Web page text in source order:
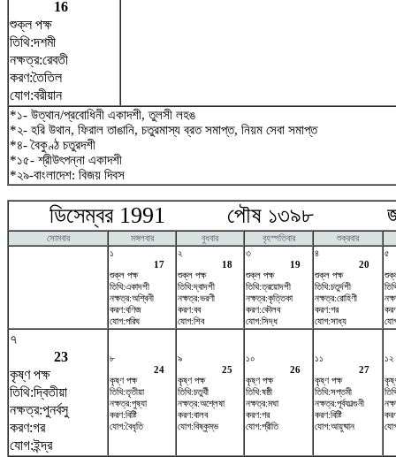
16
শুক্ল পক্ষ
তিথি:দশমী
নক্ষত্র:রেবতী
করণ:তৈতিল
যোগ:বরীয়ান
*১- উত্থান/প্রবোধিনী একাদশী, তুলসী লহঙ
*২- হরি উথান, ফিরাল তাঙানি, চতুরমাস্য ব্রত সমাপ্ত, নিয়ম সেবা সমাপ্ত
*৪- বৈকুণ্ঠ চতুরদশী
*১৫- শ্রীউৎপন্না একাদশী
*২৯-বাংলাদেশ: বিজয় দিবস
ডিসেম্বর 1991 পৌষ ১৩৯৮
সোমবার মঙ্গলবার বুধবার বৃহস্পতিবার
শুক্রবার
১
17
শুক্ল পক্ষ
তিথি:একাদশী
নক্ষত্র:অশ্বিনী
করণ:বণিজ
যোগ:পরিঘ
২
18
শুক্ল পক্ষ
তিথি:দ্বাদশী
নক্ষত্র:ভরণী
করণ:বব
যোগ:শিব
৩
19
শুক্ল পক্ষ
তিথি:ত্রয়োদশী
নক্ষত্র:কৃত্তিকা
করণ:কৌলব
যোগ:সিদ্ধ
৪
20
শুক্ল পক্ষ
তিথি:চতুর্দশী
নক্ষত্র:রোহিণী
করণ:গর
যোগ:সাধ্য
৫
৭
23
কৃষ্ণ পক্ষ
তিথি:দ্বিতীয়া
নক্ষত্র:পুনর্বসু
করণ:গর
যোগ:ইন্দ্র
৮
24
কৃষ্ণ পক্ষ
তিথি:তৃতীয়া
নক্ষত্র:পুষ্যা
করণ:বিষ্টি
যোগ:বৈধৃতি
৯
25
কৃষ্ণ পক্ষ
তিথি:চতুর্থী
নক্ষত্র:অশ্লেষা
করণ:বালব
যোগ:বিষ্কুম্ভ
১০
26
কৃষ্ণ পক্ষ
তিথি:ষষ্ঠী
নক্ষত্র:মঘা
করণ:গর
যোগ:প্রীতি
১১
27
কৃষ্ণ পক্ষ
তিথি:সপ্তমী
নক্ষত্র:পূর্বফাল্গুনী
করণ:বিষ্টি
যোগ:আয়ুষ্মান
১২